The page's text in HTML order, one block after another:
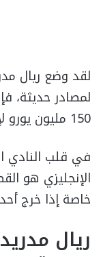
لقد وضع ريال
لمصادر حديثة،
150 مليون يورو لإقناع أرسنال.
في قلب النادي
الإنجليزي هو
خاصة إذا خرج
ريال